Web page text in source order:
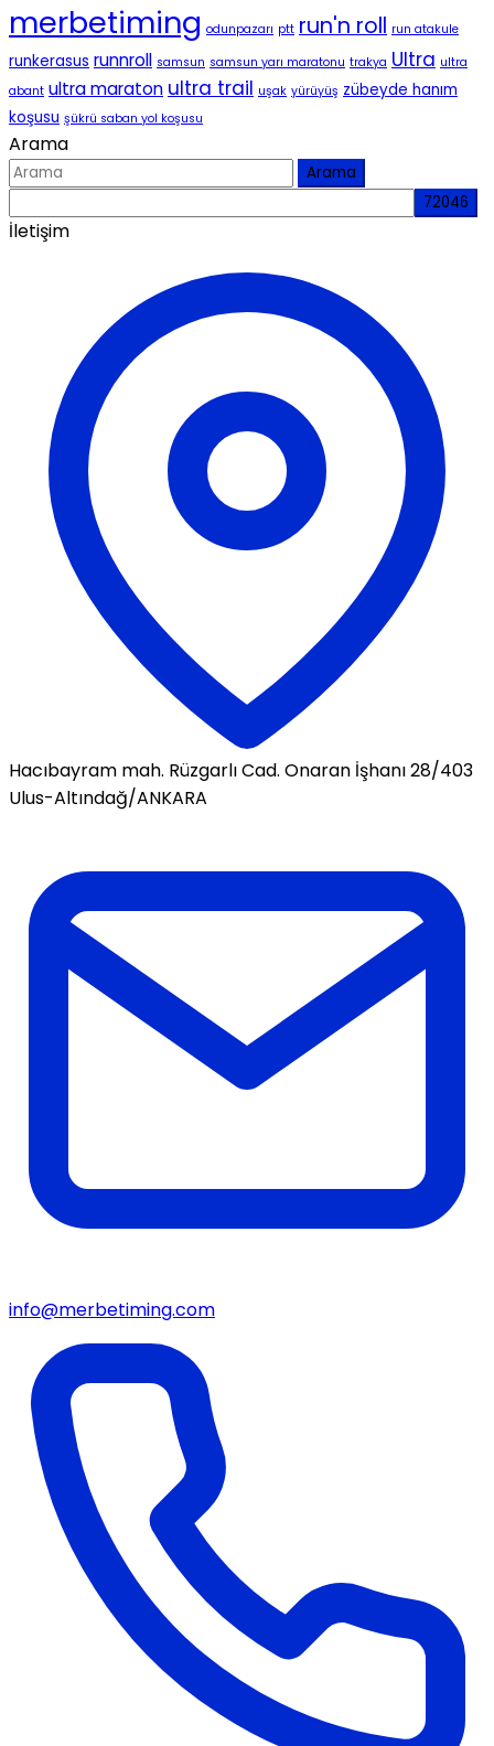
merbetiming odunpazarı ptt run'n roll run atakule
runkerasus runnroll samsun samsun yarı maratonu trakya Ultra ultra
abant ultra maraton ultra trail uşak yürüyüş zübeyde hanım
koşusu şükrü saban yol koşusu
Arama
Arama
İletişim
Hacıbayram mah. Rüzgarlı Cad. Onaran İşhanı 28/403
Ulus-Altındağ/ANKARA
info@merbetiming.com